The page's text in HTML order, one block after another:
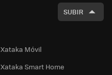
SUBIR
Xataka Móvil
Xataka Smart Home